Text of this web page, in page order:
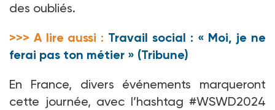
des oubliés.
>>> A lire aussi : Travail social : « Moi, je ne
ferai pas ton métier » (Tribune)
En France, divers événements marqueront
cette journée, avec l’hashtag #WSWD2024